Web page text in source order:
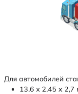
Для автомобилей
13,6 х 2,45 х 2,7